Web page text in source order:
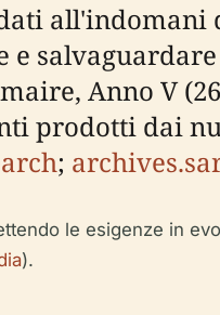
all'indomani
Anno V
prodotti dai
;
le esigenze in
).